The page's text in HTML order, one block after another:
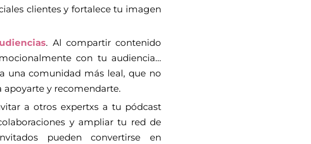
clientes y fortalece tu imagen
. Al compartir contenido
con tu audiencia…
una comunidad más leal, que no
apoyarte y recomendarte.
a otros expertxs a tu pódcast
y ampliar tu red de
pueden convertirse en